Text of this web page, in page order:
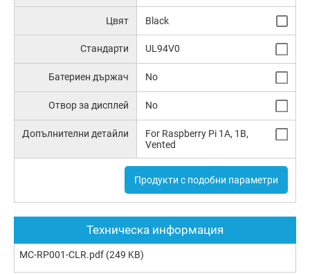
Цвят Black
Стандарти UL94V0
Батериен държач No
Отвор за дисплей No
Допълнителни детайли
For Raspberry Pi 1A, 1B,
Vented
Продукти с подобни параметри
Техническа информация
MC-RP001-CLR.pdf (249 KB)